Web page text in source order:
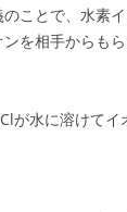
ことで、水素
を相手からもら
が水に溶けてイ